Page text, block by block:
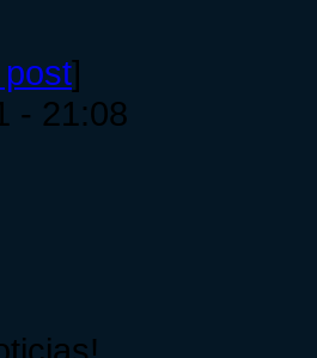
]
- 21:08